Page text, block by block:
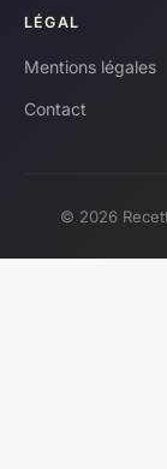
LÉGAL
Mentions légales
Contact
© 2026